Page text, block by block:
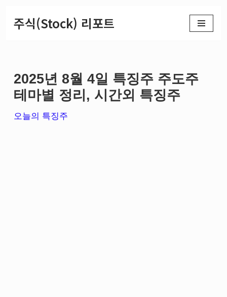
로
건
너
주식(Stock) 리포트
2025년 8월 4일 특징주 주도주
테마별 정리, 시간외 특징주
오늘의 특징주